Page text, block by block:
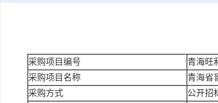
采购项目编号
青海旺
采购项目名称
青海省
采购方式
公开招